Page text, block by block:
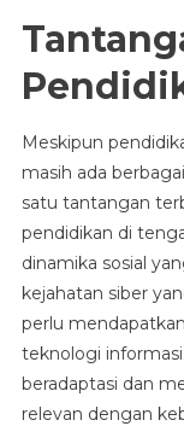
Meskipun
masih ada
satu tantangan
pendidikan di
dinamika sosial
kejahatan siber
perlu
teknologi
beradaptasi dan
relevan dengan